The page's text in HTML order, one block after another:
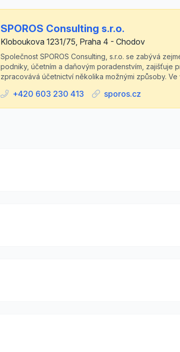
SPOROS Consulting s.r.o.
Kloboukova 1231/75, Praha 4 - Chodov
Společnost SPOROS Consulting, s.r.o. se zabývá
podniky, účetním a daňovým poradenstvím, zajišťuje
zpracovává účetnictví několika možnými způsoby. Ve
+420 603 230 413 sporos.cz